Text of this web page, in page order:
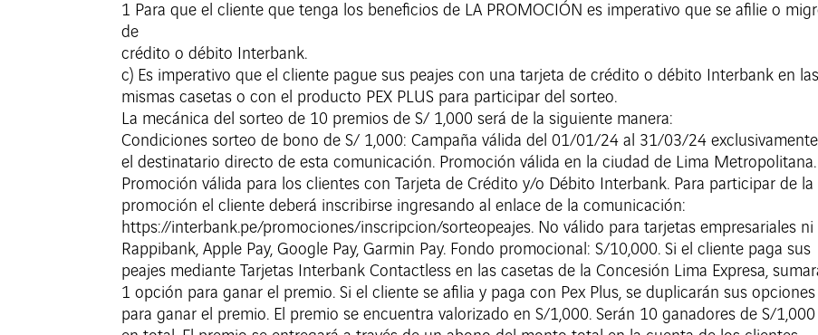
1 Para que el cliente que tenga los beneficios de LA PROMOCIÓN es imperativo que se afilie o
de
crédito o débito Interbank.
c) Es imperativo que el cliente pague sus peajes con una tarjeta de crédito o débito Interbank en las
mismas casetas o con el producto PEX PLUS para participar del sorteo.
La mecánica del sorteo de 10 premios de S/ 1,000 será de la siguiente manera:
Condiciones sorteo de bono de S/ 1,000: Campaña válida del 01/01/24 al 31/03/24
el destinatario directo de esta comunicación. Promoción válida en la ciudad de Lima Metropolitana.
Promoción válida para los clientes con Tarjeta de Crédito y/o Débito Interbank. Para participar de la
promoción el cliente deberá inscribirse ingresando al enlace de la comunicación:
https://interbank.pe/promociones/inscripcion/sorteopeajes. No válido para tarjetas empresariales ni
Rappibank, Apple Pay, Google Pay, Garmin Pay. Fondo promocional: S/10,000. Si el cliente paga sus
peajes mediante Tarjetas Interbank Contactless en las casetas de la Concesión Lima Expresa,
1 opción para ganar el premio. Si el cliente se afilia y paga con Pex Plus, se duplicarán sus opciones
para ganar el premio. El premio se encuentra valorizado en S/1,000. Serán 10 ganadores de S/1,000